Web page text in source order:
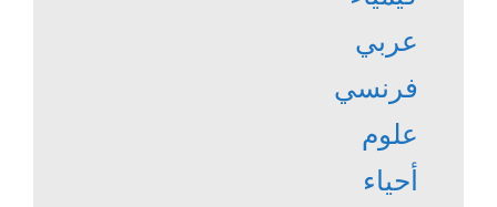
عربي
فرنسي
علوم
أحياء